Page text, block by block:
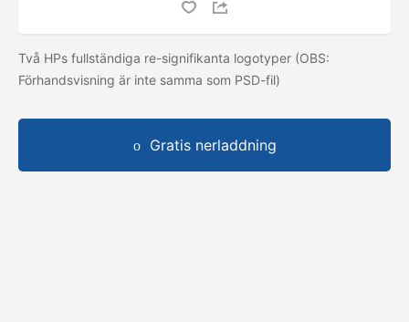
Två HPs fullständiga re-signifikanta logotyper (OBS:
Förhandsvisning är inte samma som PSD-fil)
Gratis nerladdning